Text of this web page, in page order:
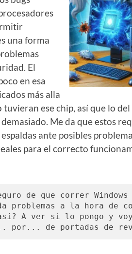
una forma
El
en esa
más alla
ese chip, así que lo del
Me da que estos
ante posibles
para el correcto
de que correr
problemas a la hora de
A ver si lo pongo y
por... de portadas de